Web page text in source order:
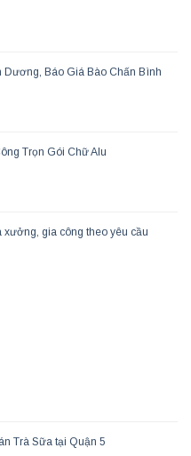
Dương, Báo Giá Bào Chấn Bình
Trọn Gói Chữ Alu
gia công theo yêu cầu
Trà Sữa tại Quận 5